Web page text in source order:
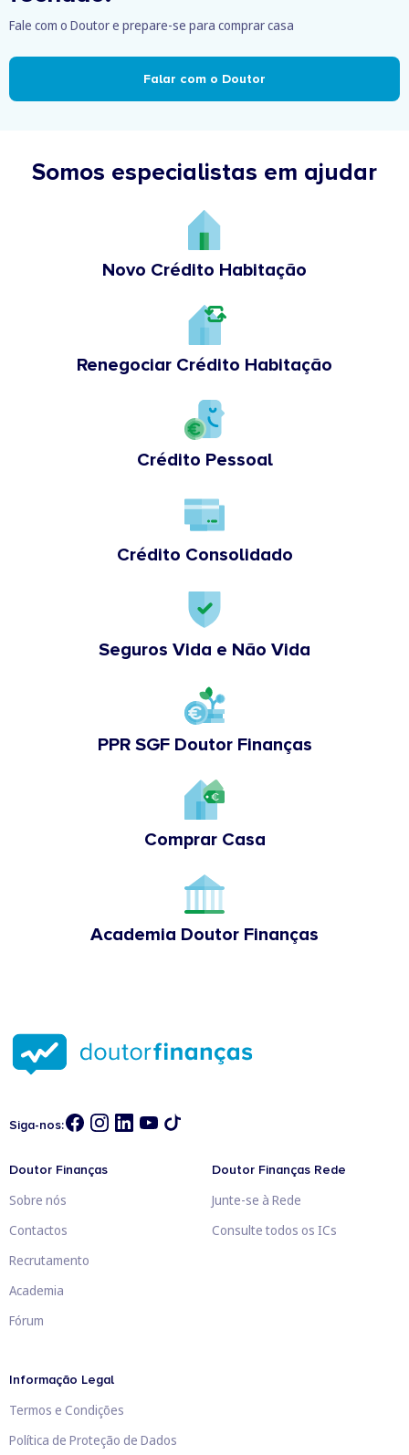
Fale com o Doutor e prepare-se para comprar casa
Falar com o Doutor
Somos especialistas em ajudar
Novo Crédito Habitação
Renegociar Crédito Habitação
Crédito Pessoal
Crédito Consolidado
Seguros Vida e Não Vida
PPR SGF Doutor Finanças
Comprar Casa
Academia Doutor Finanças
Siga-nos:
Doutor Finanças
Sobre nós
Contactos
Recrutamento
Academia
Fórum
Doutor Finanças Rede
Junte-se à Rede
Consulte todos os ICs
Informação Legal
Termos e Condições
Política de Proteção de Dados